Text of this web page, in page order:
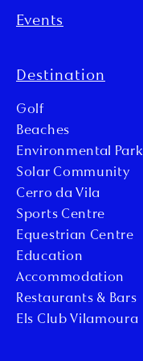
Events
Destination
Golf
Beaches
Environmental Park
Solar Community
Cerro da Vila
Sports Centre
Equestrian Centre
Education
Accommodation
Restaurants & Bars
Els Club Vilamoura